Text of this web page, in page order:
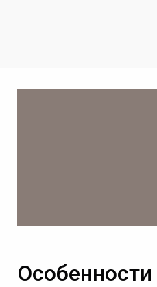
Особенности